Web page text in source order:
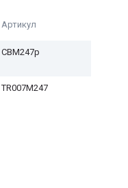
Артикул
CBM247p
TR007M247